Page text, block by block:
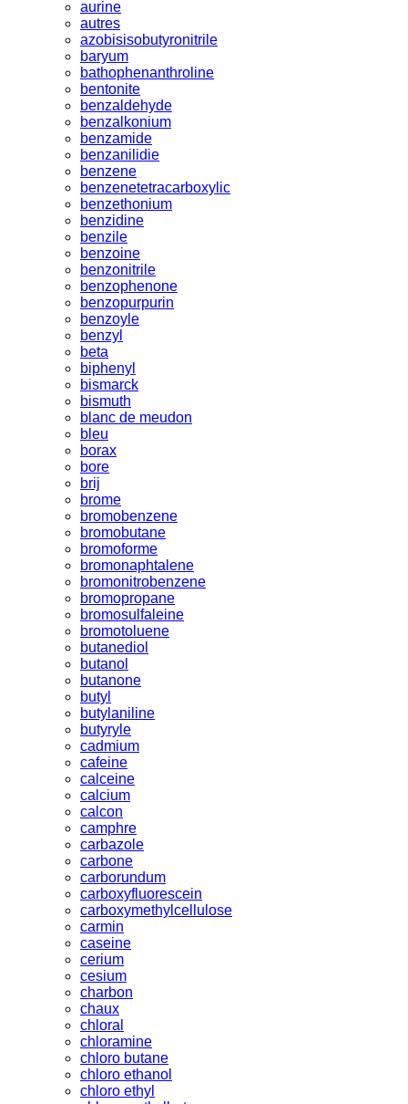
aurine
autres
azobisisobutyronitrile
baryum
bathophenanthroline
bentonite
benzaldehyde
benzalkonium
benzamide
benzanilidie
benzene
benzenetetracarboxylic
benzethonium
benzidine
benzile
benzoine
benzonitrile
benzophenone
benzopurpurin
benzoyle
benzyl
beta
biphenyl
bismarck
bismuth
blanc de meudon
bleu
borax
bore
brij
brome
bromobenzene
bromobutane
bromoforme
bromonaphtalene
bromonitrobenzene
bromopropane
bromosulfaleine
bromotoluene
butanediol
butanol
butanone
butyl
butylaniline
butyryle
cadmium
cafeine
calceine
calcium
calcon
camphre
carbazole
carbone
carborundum
carboxyfluorescein
carboxymethylcellulose
carmin
caseine
cerium
cesium
charbon
chaux
chloral
chloramine
chloro butane
chloro ethanol
chloro ethyl